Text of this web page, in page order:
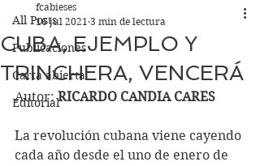
All Posts
Publicaciones
Carta abierta
Editorial
CUBA, EJEMPLO Y
TRINCHERA, VENCERÁ
fcabieses
16 jul 2021 3 min de lectura
Autor: RICARDO CANDIA CARES
La revolución cubana viene cayendo
cada año desde el uno de enero de